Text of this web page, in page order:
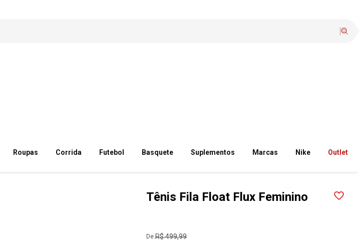
Roupas Corrida Futebol Basquete Suplementos Marcas Nike Outlet
Tênis Fila Float Flux Feminino
De:R$ 499,99